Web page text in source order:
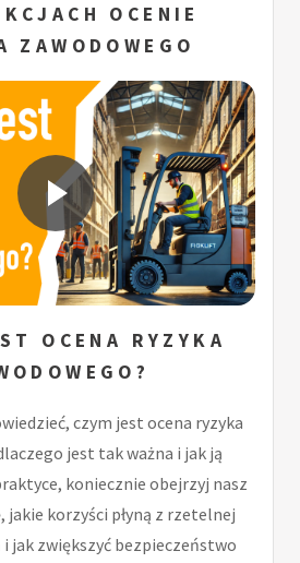
OCENIE
ZAWODOWEGO
OCENA RYZYKA
czym jest ocena ryzyka
jest tak ważna i jak ją
koniecznie obejrzyj nasz
jakie korzyści płyną z rzetelnej
jak zwiększyć bezpieczeństwo